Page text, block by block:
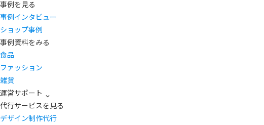
事例を見る
事例インタビュー
ショップ事例
事例資料をみる
食品
ファッション
雑貨
運営サポート
代行サービスを見る
デザイン制作代行